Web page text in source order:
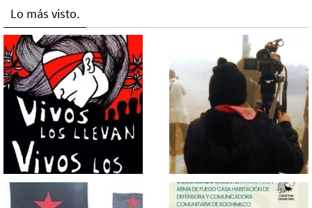
Lo más visto.